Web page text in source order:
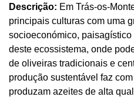
Descrição: Em Trás-os-
principais culturas com uma
socioeconómico,
deste ecossistema, onde
de oliveiras tradicionais e
produção sustentável faz
produzam azeites de alta